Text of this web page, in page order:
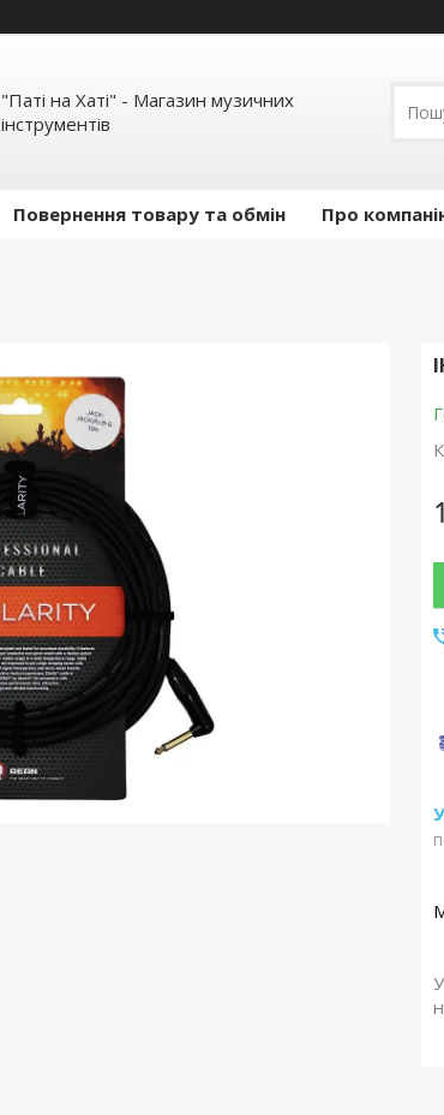
"Паті на Хаті" - Магазин музичних
інструментів
Повернення товару та обмін Про